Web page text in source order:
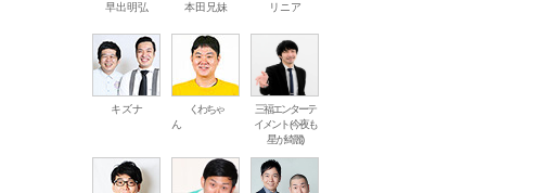
早出明弘 本田兄妹 リニア
キズナ
くわちゃ
ん
三福エンターテ
イメント (今夜も
星が綺麗)